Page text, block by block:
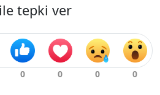
tepki ver